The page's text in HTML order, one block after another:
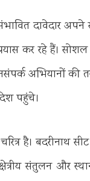
दावेदार
कर रहे हैं। सोशल
अभियानों की
पहुंचे।
है। बदरीनाथ
संतुलन और